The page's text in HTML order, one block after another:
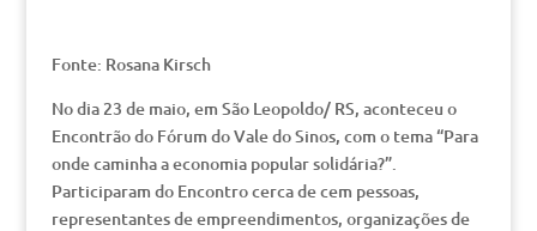
Fonte: Rosana Kirsch
No dia 23 de maio, em São Leopoldo/ RS, aconteceu o
Encontrão do Fórum do Vale do Sinos, com o tema “Para
onde caminha a economia popular solidária?”.
Participaram do Encontro cerca de cem pessoas,
representantes de empreendimentos, organizações de